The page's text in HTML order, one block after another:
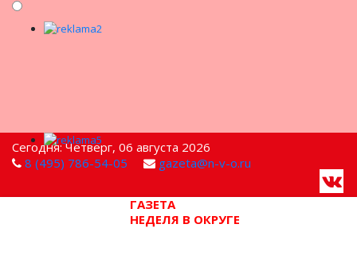
Сегодня: Четверг, 06 августа 2026
8 (495) 786-54-05
gazeta@n-v-o.ru
ГАЗЕТА
НЕДЕЛЯ В ОКРУГЕ